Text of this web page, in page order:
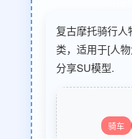
复古摩托骑行
类，适用于[人
分享SU模型.
骑车